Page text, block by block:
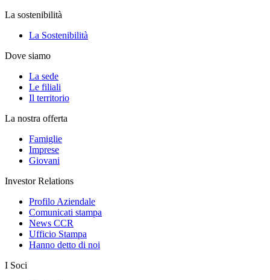
La sostenibilità
La Sostenibilità
Dove siamo
La sede
Le filiali
Il territorio
La nostra offerta
Famiglie
Imprese
Giovani
Investor Relations
Profilo Aziendale
Comunicati stampa
News CCR
Ufficio Stampa
Hanno detto di noi
I Soci